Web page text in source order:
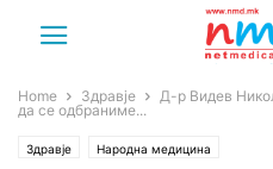
Home Здравје
Д-р Видев
да се одбраниме...
Здравје Народна медицина